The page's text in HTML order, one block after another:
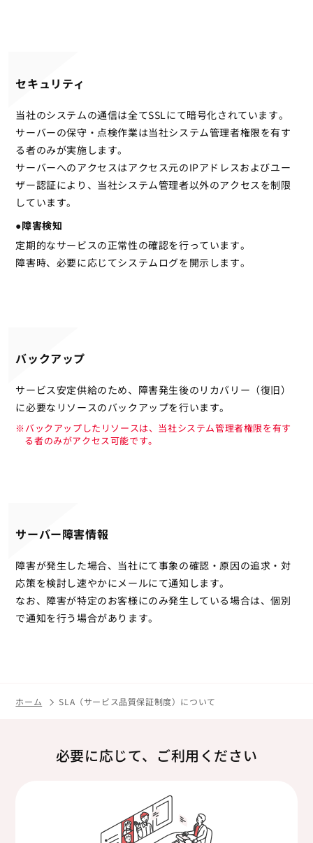
セキュリティ
当社のシステムの通信は全てSSLにて暗号化されています。
サーバーの保守・点検作業は当社システム管理者権限を有す
る者のみが実施します。
サーバーへのアクセスはアクセス元のIPアドレスおよびユー
ザー認証により、当社システム管理者以外のアクセスを制限
しています。
●障害検知
定期的なサービスの正常性の確認を行っています。
障害時、必要に応じてシステムログを開示します。
バックアップ
サービス安定供給のため、障害発生後のリカバリー（復旧）
に必要なリソースのバックアップを行います。
※バックアップしたリソースは、当社システム管理者権限を有す
る者のみがアクセス可能です。
サーバー障害情報
障害が発生した場合、当社にて事象の確認・原因の追求・対
応策を検討し速やかにメールにて通知します。
なお、障害が特定のお客様にのみ発生している場合は、個別
で通知を行う場合があります。
ホーム SLA（サービス品質保証制度）について
必要に応じて、ご利用ください